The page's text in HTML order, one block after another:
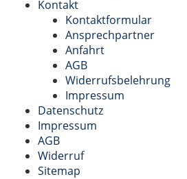
Kontakt
Kontaktformular
Ansprechpartner
Anfahrt
AGB
Widerrufsbelehrung
Impressum
Datenschutz
Impressum
AGB
Widerruf
Sitemap